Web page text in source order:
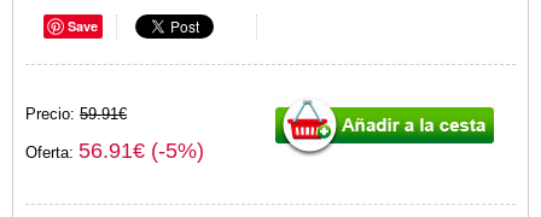
Save
Precio: 59.91€
Oferta: 56.91€ (-5%)